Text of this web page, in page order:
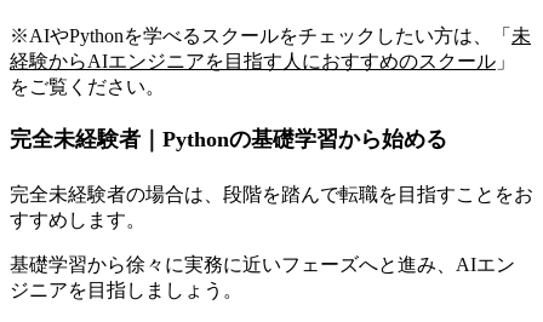
※AIやPythonを学べるスクールをチェックしたい方は、「 未
経験からAIエンジニアを目指す人におすすめのスクール 」
をご覧ください。
完全未経験者｜Pythonの基礎学習から始める
完全未経験者の場合は、段階を踏んで転職を目指すことをお
すすめします。
基礎学習から徐々に実務に近いフェーズへと進み、AIエン
ジニアを目指しましょう。